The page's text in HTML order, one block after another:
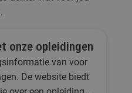
onze opleidingen
van voor
De website biedt